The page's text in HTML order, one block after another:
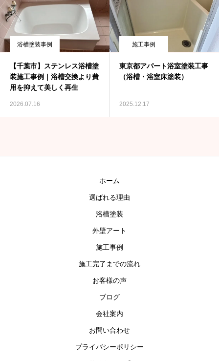
浴槽塗装事例
【千葉市】ステンレス浴槽塗
装施工事例｜浴槽交換より費
用を抑えて美しく再生
2026.07.16
施工事例
東京都アパート浴室塗装工事
（浴槽・浴室床塗装）
2025.12.17
ホーム
選ばれる理由
浴槽塗装
外壁アート
施工事例
施工完了までの流れ
お客様の声
ブログ
会社案内
お問い合わせ
プライバシーポリシー